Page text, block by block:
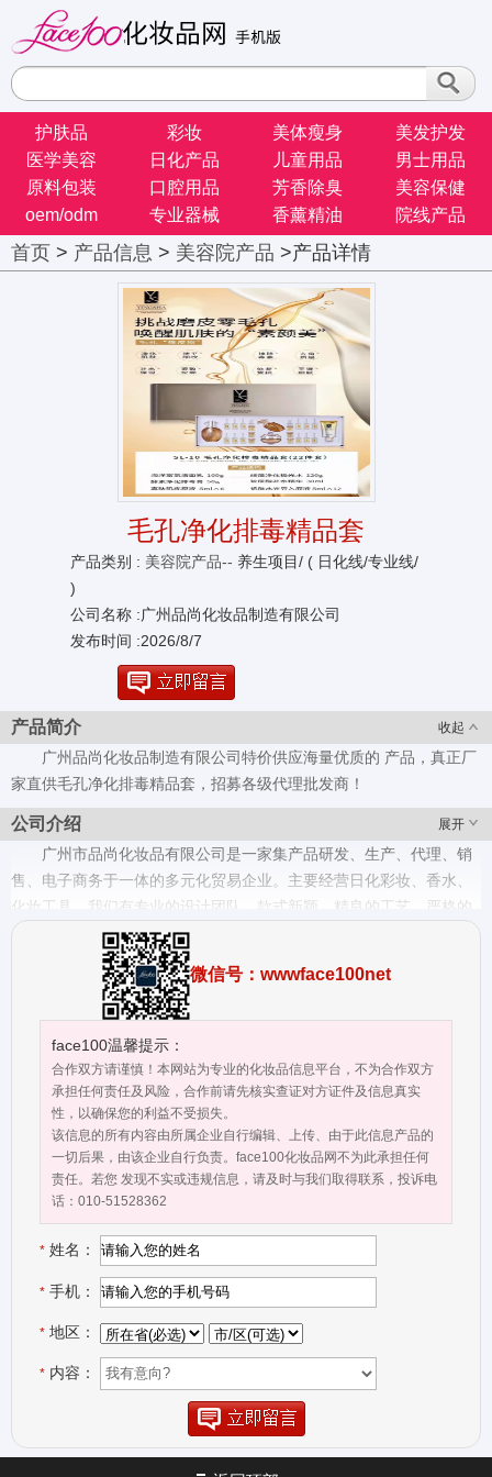
护肤品 彩妆 美体瘦身
美发护发
医学美容
日化产品 儿童用品
男士用品
原料包装
口腔用品 芳香除臭
美容保健
oem/odm
专业器械 香薰精油 院线产品
首页 > 产品信息 > 美容院产品 >产品详情
毛孔净化排毒精品套
产品类别 : 美容院产品-- 养生项目/ ( 日化线/专业线/
)
公司名称 :广州品尚化妆品制造有限公司
发布时间 :2026/8/7
收起
产品简介
广州品尚化妆品制造有限公司特价供应海量优质的 产品，真正厂
家直供毛孔净化排毒精品套，招募各级代理批发商！
展开
公司介绍
广州市品尚化妆品有限公司是一家集产品研发、生产、代理、销
售、电子商务于一体的多元化贸易企业。主要经营日化彩妆、香水、
化妆工具。我们有专业的设计团队、款式新颖、精良的工艺、严格的
质量控制体系、优质的服务、合理的价格，我们的价格在国际市场上
具有很好竞争力,我们也提供OEM和ODM服务。欢迎社会各界前来参
观考察、莅临指导，我们竭诚期待与您的合作，选择我们，成就你我
微信号：wwwface100net
face100温馨提示：
合作双方请谨慎！本网站为专业的化妆品信息平台，不为合作双方
承担任何责任及风险，合作前请先核实查证对方证件及信息真实
性，以确保您的利益不受损失。
该信息的所有内容由所属企业自行编辑、上传、由于此信息产品的
一切后果，由该企业自行负责。face100化妆品网不为此承担任何
责任。若您 发现不实或违规信息，请及时与我们取得联系，投诉电
话：010-51528362
* 姓名：
* 手机：
* 地区：
* 内容：